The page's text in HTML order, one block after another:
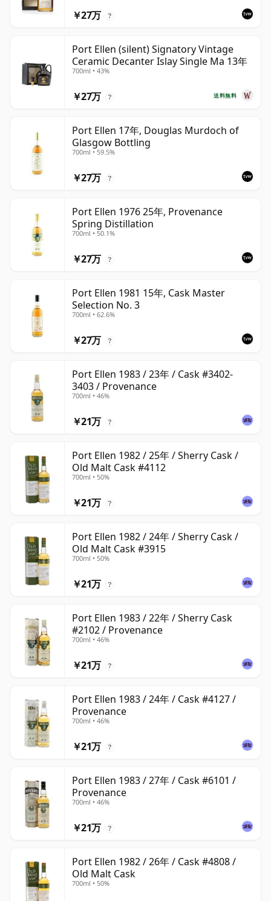
￥27万 ?
Port Ellen (silent) Signatory Vintage
Ceramic Decanter Islay Single Ma 13年
700ml • 43%
送料無料
￥27万 ?
Port Ellen 17年, Douglas Murdoch of
Glasgow Bottling
700ml • 59.5%
￥27万 ?
Port Ellen 1976 25年, Provenance
Spring Distillation
700ml • 50.1%
￥27万 ?
Port Ellen 1981 15年, Cask Master
Selection No. 3
700ml • 62.6%
￥27万 ?
Port Ellen 1983 / 23年 / Cask #3402-
3403 / Provenance
700ml • 46%
￥21万 ?
Port Ellen 1982 / 25年 / Sherry Cask /
Old Malt Cask #4112
700ml • 50%
￥21万 ?
Port Ellen 1982 / 24年 / Sherry Cask /
Old Malt Cask #3915
700ml • 50%
￥21万 ?
Port Ellen 1983 / 22年 / Sherry Cask
#2102 / Provenance
700ml • 46%
￥21万 ?
Port Ellen 1983 / 24年 / Cask #4127 /
Provenance
700ml • 46%
￥21万 ?
Port Ellen 1983 / 27年 / Cask #6101 /
Provenance
700ml • 46%
￥21万 ?
Port Ellen 1982 / 26年 / Cask #4808 /
Old Malt Cask
700ml • 50%